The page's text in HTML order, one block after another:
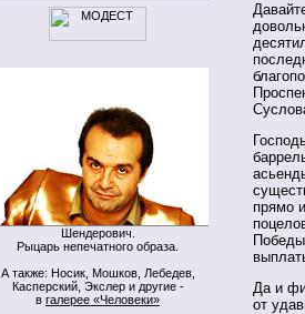
Шендерович.
Рыцарь непечатного образа.
А также: Носик, Мошков, Лебедев,
Касперский, Экслер и другие -
в галерее «Человеки»
прямо
Да и
от